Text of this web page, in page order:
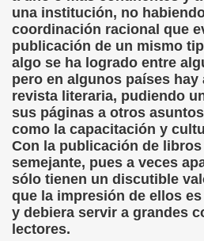
una institución, no
coordinación racional que
publicación de un mismo
algo se ha logrado entre
pero en algunos países hay
revista literaria, pudiendo
sus páginas a otros
como la capacitación y
Con la publicación de
semejante, pues a veces
sólo tienen un discutible
que la impresión de ellos
y debiera servir a grandes
lectores.
(Rogelio Muñoz Martínez)
la Luz (Alberto Gil)
(Francesc Miñana)
Suárez Santana)
no latino (Pedro Zurita)
Zurita, Ex Secretario Unión
Ex Secretari Unió